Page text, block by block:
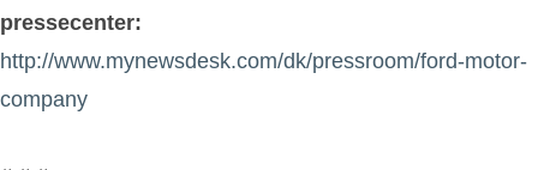
pressecenter:
http://www.mynewsdesk.com/dk/pressroom/ford-motor-
company